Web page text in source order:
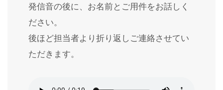
発信音の後に、お名前とご用件をお話しく
ださい。
後ほど担当者より折り返しご連絡させてい
ただきます。